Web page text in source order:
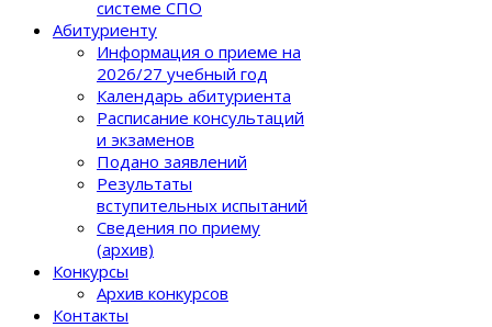
системе СПО
Абитуриенту
Информация о приеме на
2026/27 учебный год
Календарь абитуриента
Расписание консультаций
и экзаменов
Подано заявлений
Результаты
вступительных испытаний
Сведения по приему
(архив)
Конкурсы
Архив конкурсов
Контакты